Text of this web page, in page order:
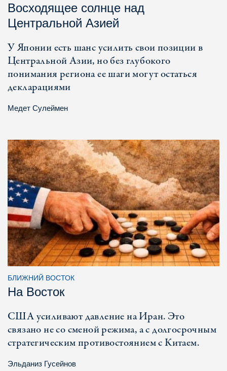
Восходящее солнце над
Центральной Азией
У Японии есть шанс усилить свои позиции в
Центральной Азии, но без глубокого
понимания региона ее шаги могут остаться
декларациями
Медет Сулеймен
БЛИЖНИЙ ВОСТОК
На Восток
США усиливают давление на Иран. Это
связано не со сменой режима, а с долгосрочным
стратегическим противостоянием с Китаем.
Эльданиз Гусейнов